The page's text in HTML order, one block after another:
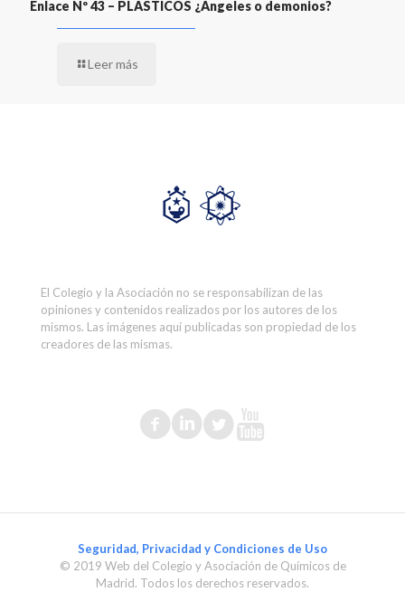
Enlace Nº 43 – PLÁSTICOS ¿Ángeles o demonios?
Leer más
El Colegio y la Asociación no se responsabilizan de las
opiniones y contenidos realizados por los autores de los
mismos. Las imágenes aquí publicadas son propiedad de los
creadores de las mismas.
Seguridad, Privacidad y Condiciones de Uso
© 2019 Web del Colegio y Asociación de Químicos de
Madrid. Todos los derechos reservados.